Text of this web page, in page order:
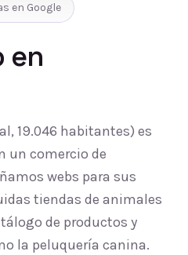
en Google
en
19.046 habitantes) es
un comercio de
webs para sus
tiendas de animales
de productos y
la peluquería canina.